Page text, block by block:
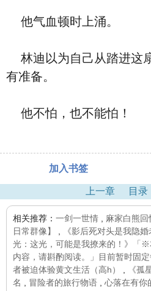
他气血顿时上涌。
林迪以为自己从踏进这
有准备。
他不怕，也不能怕！
加入书签
上一章 目录
相关推荐： 一剑一世情
麻家白熊
日常群像】
《影后死对头是我隐婚
光：这光，可能是我撩来的！》「
内容，请斟酌阅读。」目前暂时固
者被迫体验黄文生活（高h）
《孤
名
冒险者的旅行物语 心落在有你